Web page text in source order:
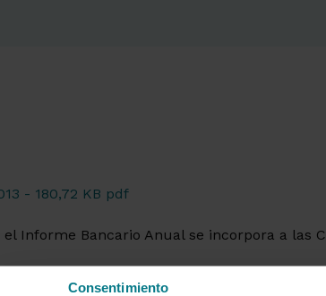
Consentimiento
- 180,72 KB pdf
Informe Bancario Anual se incorpora a las